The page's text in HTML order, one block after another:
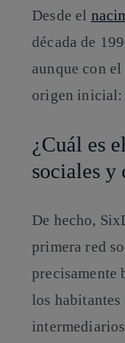
Desde el
década de
aunque con
origen inicial:
¿Cuál es
sociales y
De hecho,
primera red
precisamente
los